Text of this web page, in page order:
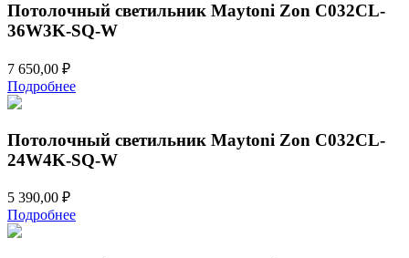
Потолочный светильник Maytoni Zon C032CL-
36W3K-SQ-W
7 650,00 ₽
Подробнее
Потолочный светильник Maytoni Zon C032CL-
24W4K-SQ-W
5 390,00 ₽
Подробнее